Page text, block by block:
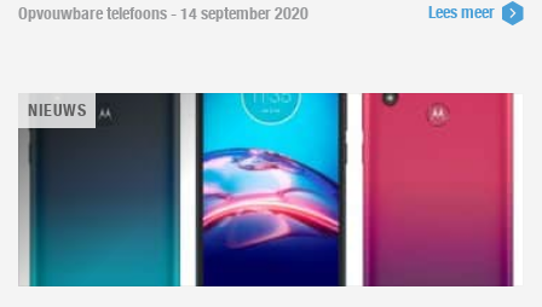
Opvouwbare telefoons - 14 september 2020 Lees meer
NIEUWS